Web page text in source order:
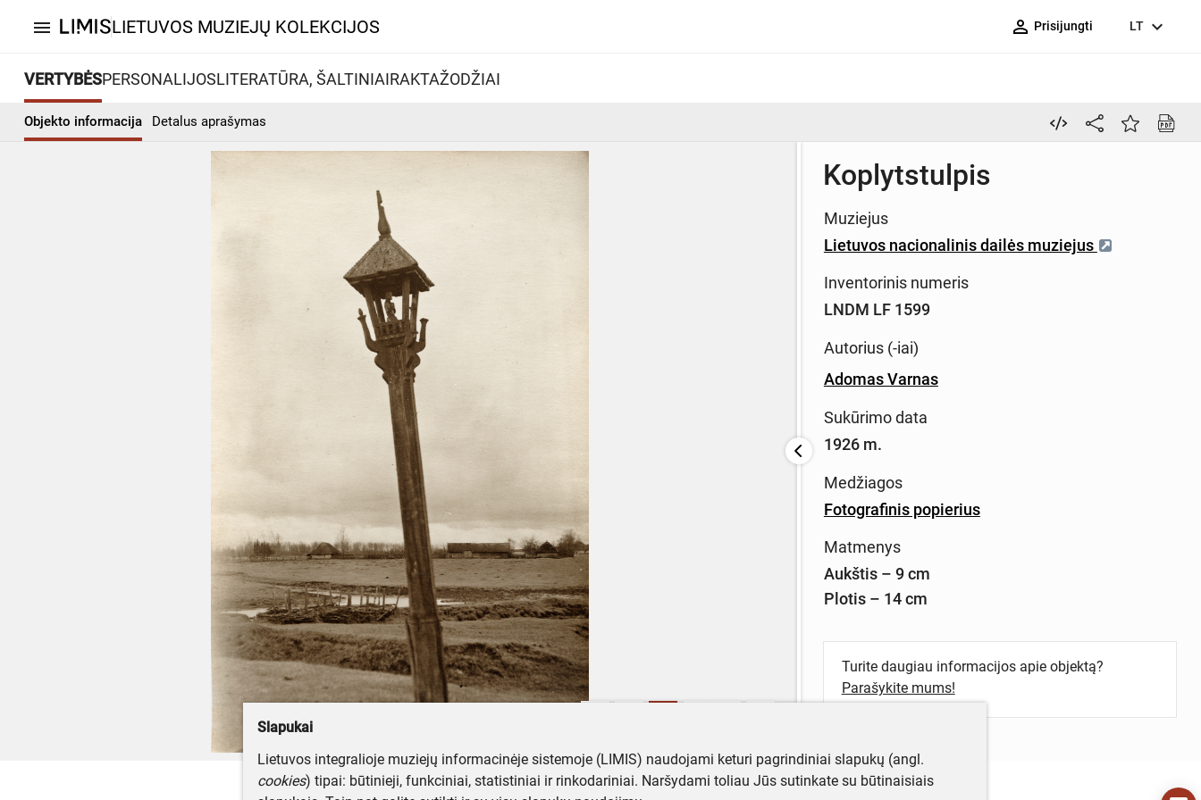
menu LIETUVOS MUZIEJŲ KOLEKCIJOS person_outline Prisijungti LT expand_more
VERTYBĖSPERSONALIJOSLITERATŪRA, ŠALTINIAIRAKTAŽODŽIAI
Objekto informacija Detalus aprašymas
Koplytstulpis
Muziejus
Lietuvos nacionalinis dailės muziejus
Inventorinis numeris
LNDM LF 1599
Autorius (-iai)
Adomas Varnas
Sukūrimo data
1926 m.
Medžiagos
Fotografinis popierius
Matmenys
Aukštis – 9 cm
Plotis – 14 cm
Turite daugiau informacijos apie objektą?
Parašykite mums!
Slapukai
Lietuvos integralioje muziejų informacinėje sistemoje (LIMIS) naudojami keturi pagrindiniai slapukų (angl.
cookies) tipai: būtinieji, funkciniai, statistiniai ir rinkodariniai. Naršydami toliau Jūs sutinkate su būtinaisiais